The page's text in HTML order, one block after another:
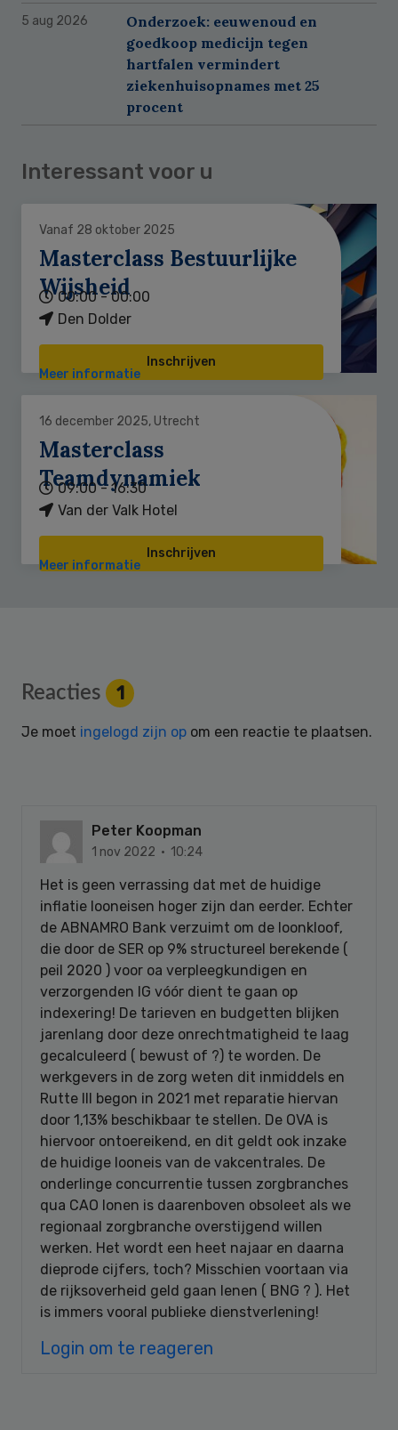
5 aug 2026
Onderzoek: eeuwenoud en
goedkoop medicijn tegen
hartfalen vermindert
ziekenhuisopnames met 25
procent
Interessant voor u
Vanaf 28 oktober 2025
Masterclass Bestuurlijke
Wijsheid
00:00 - 00:00
Den Dolder
Inschrijven
Meer informatie
16 december 2025, Utrecht
Masterclass
Teamdynamiek
09:00 - 16:30
Van der Valk Hotel
Inschrijven
Meer informatie
Reader
Interactions
Reacties 1
Je moet ingelogd zijn op om een reactie te plaatsen.
Peter Koopman
1 nov 2022 · 10:24
Het is geen verrassing dat met de huidige
inflatie looneisen hoger zijn dan eerder. Echter
de ABNAMRO Bank verzuimt om de loonkloof,
die door de SER op 9% structureel berekende (
peil 2020 ) voor oa verpleegkundigen en
verzorgenden IG vóór dient te gaan op
indexering! De tarieven en budgetten blijken
jarenlang door deze onrechtmatigheid te laag
gecalculeerd ( bewust of ?) te worden. De
werkgevers in de zorg weten dit inmiddels en
Rutte III begon in 2021 met reparatie hiervan
door 1,13% beschikbaar te stellen. De OVA is
hiervoor ontoereikend, en dit geldt ook inzake
de huidige looneis van de vakcentrales. De
onderlinge concurrentie tussen zorgbranches
qua CAO lonen is daarenboven obsoleet als we
regionaal zorgbranche overstijgend willen
werken. Het wordt een heet najaar en daarna
dieprode cijfers, toch? Misschien voortaan via
de rijksoverheid geld gaan lenen ( BNG ? ). Het
is immers vooral publieke dienstverlening!
Login om te reageren